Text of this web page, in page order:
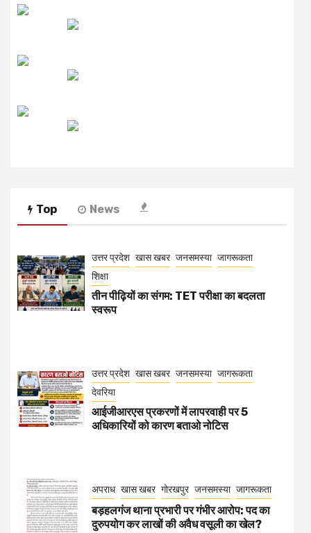
Top News
उत्तर प्रदेश खास खबर जनसमस्या जागरूकता
शिक्षा
तीन पीढ़ियों का संगम: TET परीक्षा का बदलता
स्वरूप
उत्तर प्रदेश खास खबर जनसमस्या जागरूकता
देवरिया
आईजीआरएस प्रकरणों में लापरवाही पर 5
अधिकारियों को कारण बताओ नोटिस
अपराध खास खबर गोरखपुर जनसमस्या जागरूकता
बड़हलगंज थाना प्रभारी पर गंभीर आरोप: पद का
दुरुपयोग कर लाखों की अवैध वसूली का खेल?